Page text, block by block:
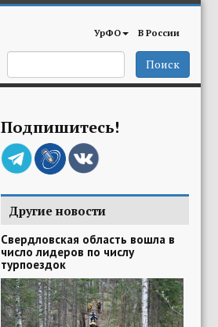
УрФО В России
Поиск
Подпишитесь!
Другие новости
Свердловская область вошла в
число лидеров по числу
турпоездок